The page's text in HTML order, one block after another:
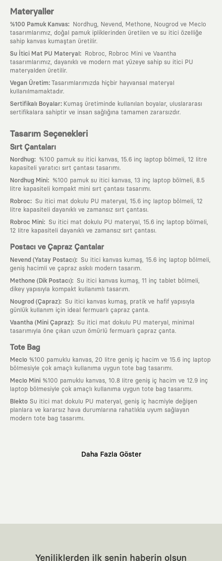
Materyaller
%100 Pamuk Kanvas:
Nordhug, Nevend, Methone, Nougrod ve Meclo
tasarımlarımız, doğal pamuk ipliklerinden üretilen ve su itici özelliğe
sahip kanvas kumaştan üretilir.
Su İtici Mat PU Materyal :
Robroc, Robroc Mini ve Vaantha
tasarımlarımız, dayanıklı ve modern mat yüzeye sahip su itici PU
materyalden üretilir.
Vegan Üretim: Tasarımlarımızda hiçbir hayvansal materyal
kullanılmamaktadır.
Sertifikalı Boyalar: Kumaş üretiminde kullanılan boyalar, uluslararası
sertifikalara sahiptir ve insan sağlığına tamamen zararsızdır.
Tasarım Seçenekleri
Sırt Çantaları
Nordhug:
%100 pamuk su itici kanvas, 15.6 inç laptop bölmeli, 12 litre
kapasiteli yaratıcı sırt çantası tasarımı.
Nordhug Mini:
%100 pamuk su itici kanvas, 13 inç laptop bölmeli, 8.5
litre kapasiteli kompakt mini sırt çantası tasarımı.
Robroc: Su itici mat dokulu PU materyal, 15.6 inç laptop bölmeli, 12
litre kapasiteli dayanıklı ve zamansız sırt çantası.
Robroc Mini: Su itici mat dokulu PU materyal, 15.6 inç laptop bölmeli,
12 litre kapasiteli dayanıklı ve zamansız sırt çantası.
Postacı ve Çapraz Çantalar
Nevend (Yatay Postacı): Su itici kanvas kumaş, 15.6 inç laptop bölmeli,
geniş hacimli ve çapraz askılı modern tasarım.
Methone (Dik Postacı): Su itici kanvas kumaş, 11 inç tablet bölmeli,
dikey yapısıyla kompakt kullanımlı tasarım.
Nougrod (Çapraz): Su itici kanvas kumaş, pratik ve hafif yapısıyla
günlük kullanım için ideal fermuarlı çapraz çanta.
Vaantha (Mini Çapraz): Su itici mat dokulu PU materyal, minimal
tasarımıyla öne çıkan uzun ömürlü fermuarlı çapraz çanta.
Tote Bag
Meclo %100 pamuklu kanvas, 20 litre geniş iç hacim ve 15.6 inç laptop
bölmesiyle çok amaçlı kullanıma uygun tote bag tasarımı.
Meclo Mini %100 pamuklu kanvas, 10.8 litre geniş iç hacim ve 12.9 inç
laptop bölmesiyle çok amaçlı kullanıma uygun tote bag tasarımı.
Blekto Su itici mat dokulu PU materyal, geniş iç hacmiyle değişen
planlara ve kararsız hava durumlarına rahatlıkla uyum sağlayan
modern tote bag tasarımı.
dolabının en değerli parçası olarak kalacak, hikayesini ve estetik
Yaratıcı Bir Topluluk
KAFT, keşfetmeyi sevenlerin, sanata tutkuyla bağlı
Daha Fazla Göster
Yeniliklerden ilk senin haberin olsun